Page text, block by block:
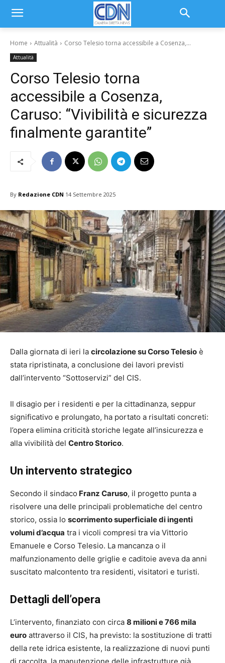
Home Attualità Corso Telesio torna accessibile a Cosenza,...
Attualità
Corso Telesio torna
accessibile a Cosenza,
Caruso: “Vivibilità e sicurezza
finalmente garantite”
By Redazione CDN 14 Settembre 2025
Dalla giornata di ieri la circolazione su Corso Telesio è
stata ripristinata, a conclusione dei lavori previsti
dall’intervento “Sottoservizi” del CIS.
Il disagio per i residenti e per la cittadinanza, seppur
significativo e prolungato, ha portato a risultati concreti:
l’opera elimina criticità storiche legate all’insicurezza e
alla vivibilità del Centro Storico.
Un intervento strategico
Secondo il sindaco Franz Caruso, il progetto punta a
risolvere una delle principali problematiche del centro
storico, ossia lo scorrimento superficiale di ingenti
volumi d’acqua tra i vicoli compresi tra via Vittorio
Emanuele e Corso Telesio. La mancanza o il
malfunzionamento delle griglie e caditoie aveva da anni
suscitato malcontento tra residenti, visitatori e turisti.
Dettagli dell’opera
L’intervento, finanziato con circa 8 milioni e 766 mila
euro attraverso il CIS, ha previsto: la sostituzione di tratti
della rete idrica esistente, la realizzazione di nuovi punti